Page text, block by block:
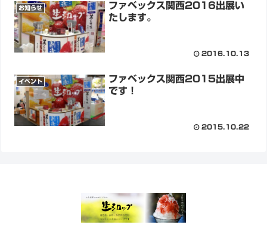
お知らせ
ファベックス関西2016出展い
たします。
2016.10.13
イベント
ファベックス関西2015出展中
です！
2015.10.22